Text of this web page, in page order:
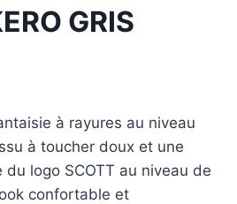
GRIS
à rayures au niveau
à toucher doux et une
logo SCOTT au niveau de
confortable et